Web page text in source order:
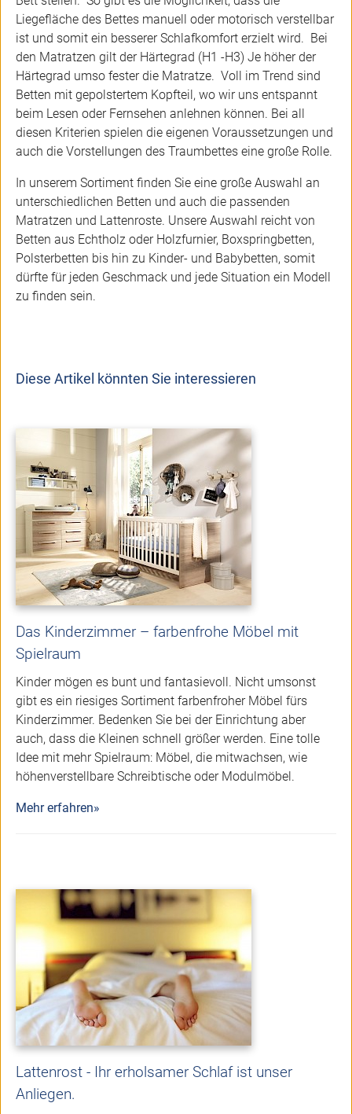
Liegefläche des Bettes manuell oder motorisch verstellbar
ist und somit ein besserer Schlafkomfort erzielt wird. Bei
den Matratzen gilt der Härtegrad (H1 -H3) Je höher der
Härtegrad umso fester die Matratze. Voll im Trend sind
Betten mit gepolstertem Kopfteil, wo wir uns entspannt
beim Lesen oder Fernsehen anlehnen können. Bei all
diesen Kriterien spielen die eigenen Voraussetzungen und
auch die Vorstellungen des Traumbettes eine große Rolle.
In unserem Sortiment finden Sie eine große Auswahl an
unterschiedlichen Betten und auch die passenden
Matratzen und Lattenroste. Unsere Auswahl reicht von
Betten aus Echtholz oder Holzfurnier, Boxspringbetten,
Polsterbetten bis hin zu Kinder- und Babybetten, somit
dürfte für jeden Geschmack und jede Situation ein Modell
zu finden sein.
Diese Artikel könnten Sie interessieren
Das Kinderzimmer – farbenfrohe Möbel mit
Spielraum
Kinder mögen es bunt und fantasievoll. Nicht umsonst
gibt es ein riesiges Sortiment farbenfroher Möbel fürs
Kinderzimmer. Bedenken Sie bei der Einrichtung aber
auch, dass die Kleinen schnell größer werden. Eine tolle
Idee mit mehr Spielraum: Möbel, die mitwachsen, wie
höhenverstellbare Schreibtische oder Modulmöbel.
Mehr erfahren»
Lattenrost - Ihr erholsamer Schlaf ist unser
Anliegen.